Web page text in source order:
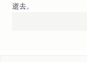
逝去。